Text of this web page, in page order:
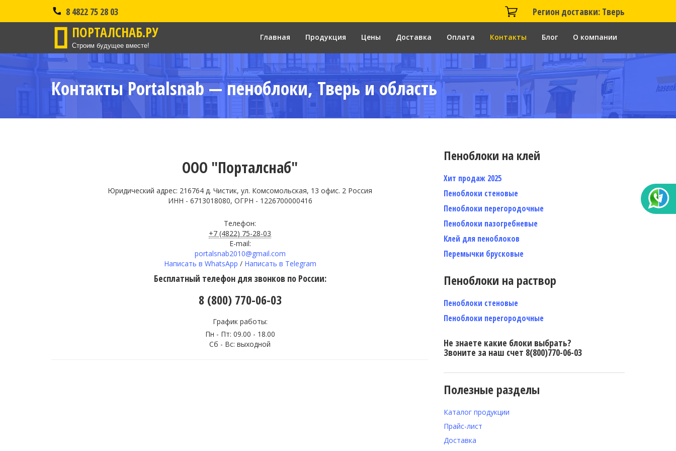
8 4822 75 28 03 Регион доставки: Тверь
ПОРТАЛСНАБ.РУ
Строим будущее вместе!
Главная Продукция Цены Доставка Оплата Контакты Блог О компании
Контакты Portalsnab — пеноблоки, Тверь и область
ООО "Порталснаб"
Юридический адрес: 216764 д. Чистик, ул. Комсомольская, 13 офис. 2 Россия
ИНН - 6713018080, ОГРН - 1226700000416
Телефон:
+7 (4822) 75-28-03
E-mail:
portalsnab2010@gmail.com
Написать в WhatsApp / Написать в Telegram
Бесплатный телефон для звонков по России:
8 (800) 770-06-03
График работы:
Пн - Пт: 09.00 - 18.00
Сб - Вс: выходной
Пеноблоки на клей
Хит продаж 2025
Пеноблоки стеновые
Пеноблоки перегородочные
Пеноблоки пазогребневые
Клей для пеноблоков
Перемычки брусковые
Пеноблоки на раствор
Пеноблоки стеновые
Пеноблоки перегородочные
Не знаете какие блоки выбрать?
Звоните за наш счет 8(800)770-06-03
Полезные разделы
Каталог продукции
Прайс-лист
Доставка